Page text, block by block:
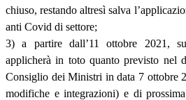
chiuso, restando altresì salva
anti Covid di settore;
3) a partire dall’11 ottobre 2021,
applicherà in toto quanto previsto nel
Consiglio dei Ministri in data 7 ottobre
modifiche e integrazioni) e di